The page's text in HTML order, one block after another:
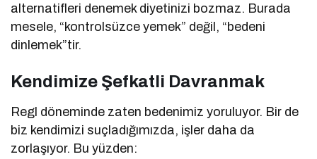
alternatifleri denemek diyetinizi bozmaz. Burada
mesele, “kontrolsüzce yemek” değil, “bedeni
dinlemek”tir.
Kendimize Şefkatli Davranmak
Regl döneminde zaten bedenimiz yoruluyor. Bir de
biz kendimizi suçladığımızda, işler daha da
zorlaşıyor. Bu yüzden: